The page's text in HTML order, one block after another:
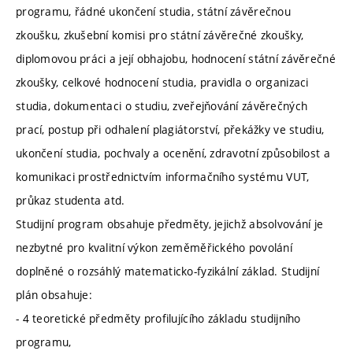
programu, řádné ukončení studia, státní závěrečnou
zkoušku, zkušební komisi pro státní závěrečné zkoušky,
diplomovou práci a její obhajobu, hodnocení státní závěrečné
zkoušky, celkové hodnocení studia, pravidla o organizaci
studia, dokumentaci o studiu, zveřejňování závěrečných
prací, postup při odhalení plagiátorství, překážky ve studiu,
ukončení studia, pochvaly a ocenění, zdravotní způsobilost a
komunikaci prostřednictvím informačního systému VUT,
průkaz studenta atd.
Studijní program obsahuje předměty, jejichž absolvování je
nezbytné pro kvalitní výkon zeměměřického povolání
doplněné o rozsáhlý matematicko-fyzikální základ. Studijní
plán obsahuje:
- 4 teoretické předměty profilujícího základu studijního
programu,